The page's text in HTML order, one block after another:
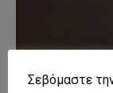
Σεβόμαστε